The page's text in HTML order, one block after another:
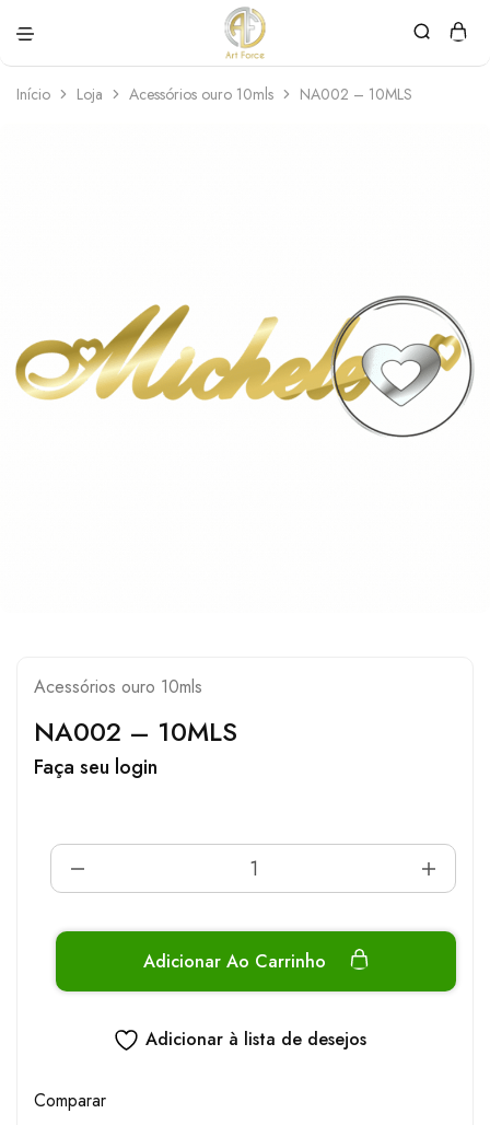
Force
personalizadas
Início Loja Acessórios ouro 10mls NA002 – 10MLS
Acessórios ouro 10mls
NA002 – 10MLS
Faça seu login
Adicionar Ao Carrinho
Adicionar à lista de desejos
Comparar